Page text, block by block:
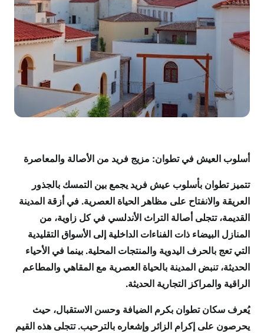
أسلوب العيش في تطوان: مزيج فريد من الأصالة والمعاصرة
تتميز تطوان بأسلوب عيش فريد يجمع بين التمسك بالجذور
العريقة والانفتاح على مظاهر الحياة العصرية. في أزقة المدينة
القديمة، تتجلى أصالة التراث الأندلسي في كل زاوية، من
المنازل البيضاء ذات الفناءات الداخلية إلى الأسواق التقليدية
التي تعج بالحرف اليدوية والمنتجات المحلية. بينما في الأحياء
الحديثة، تنبض المدينة بالحياة العصرية مع المقاهي والمطاعم
الراقية والمراكز التجارية الحديثة.
يُعرف سكان تطوان بكرم الضيافة وحسن الاستقبال، حيث
يحرصون على إكرام الزائر وإشعاره بالترحيب. تتجلى هذه القيم